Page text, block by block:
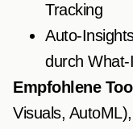
Tracking
Auto-
durch
Empfohlene
Visuals,